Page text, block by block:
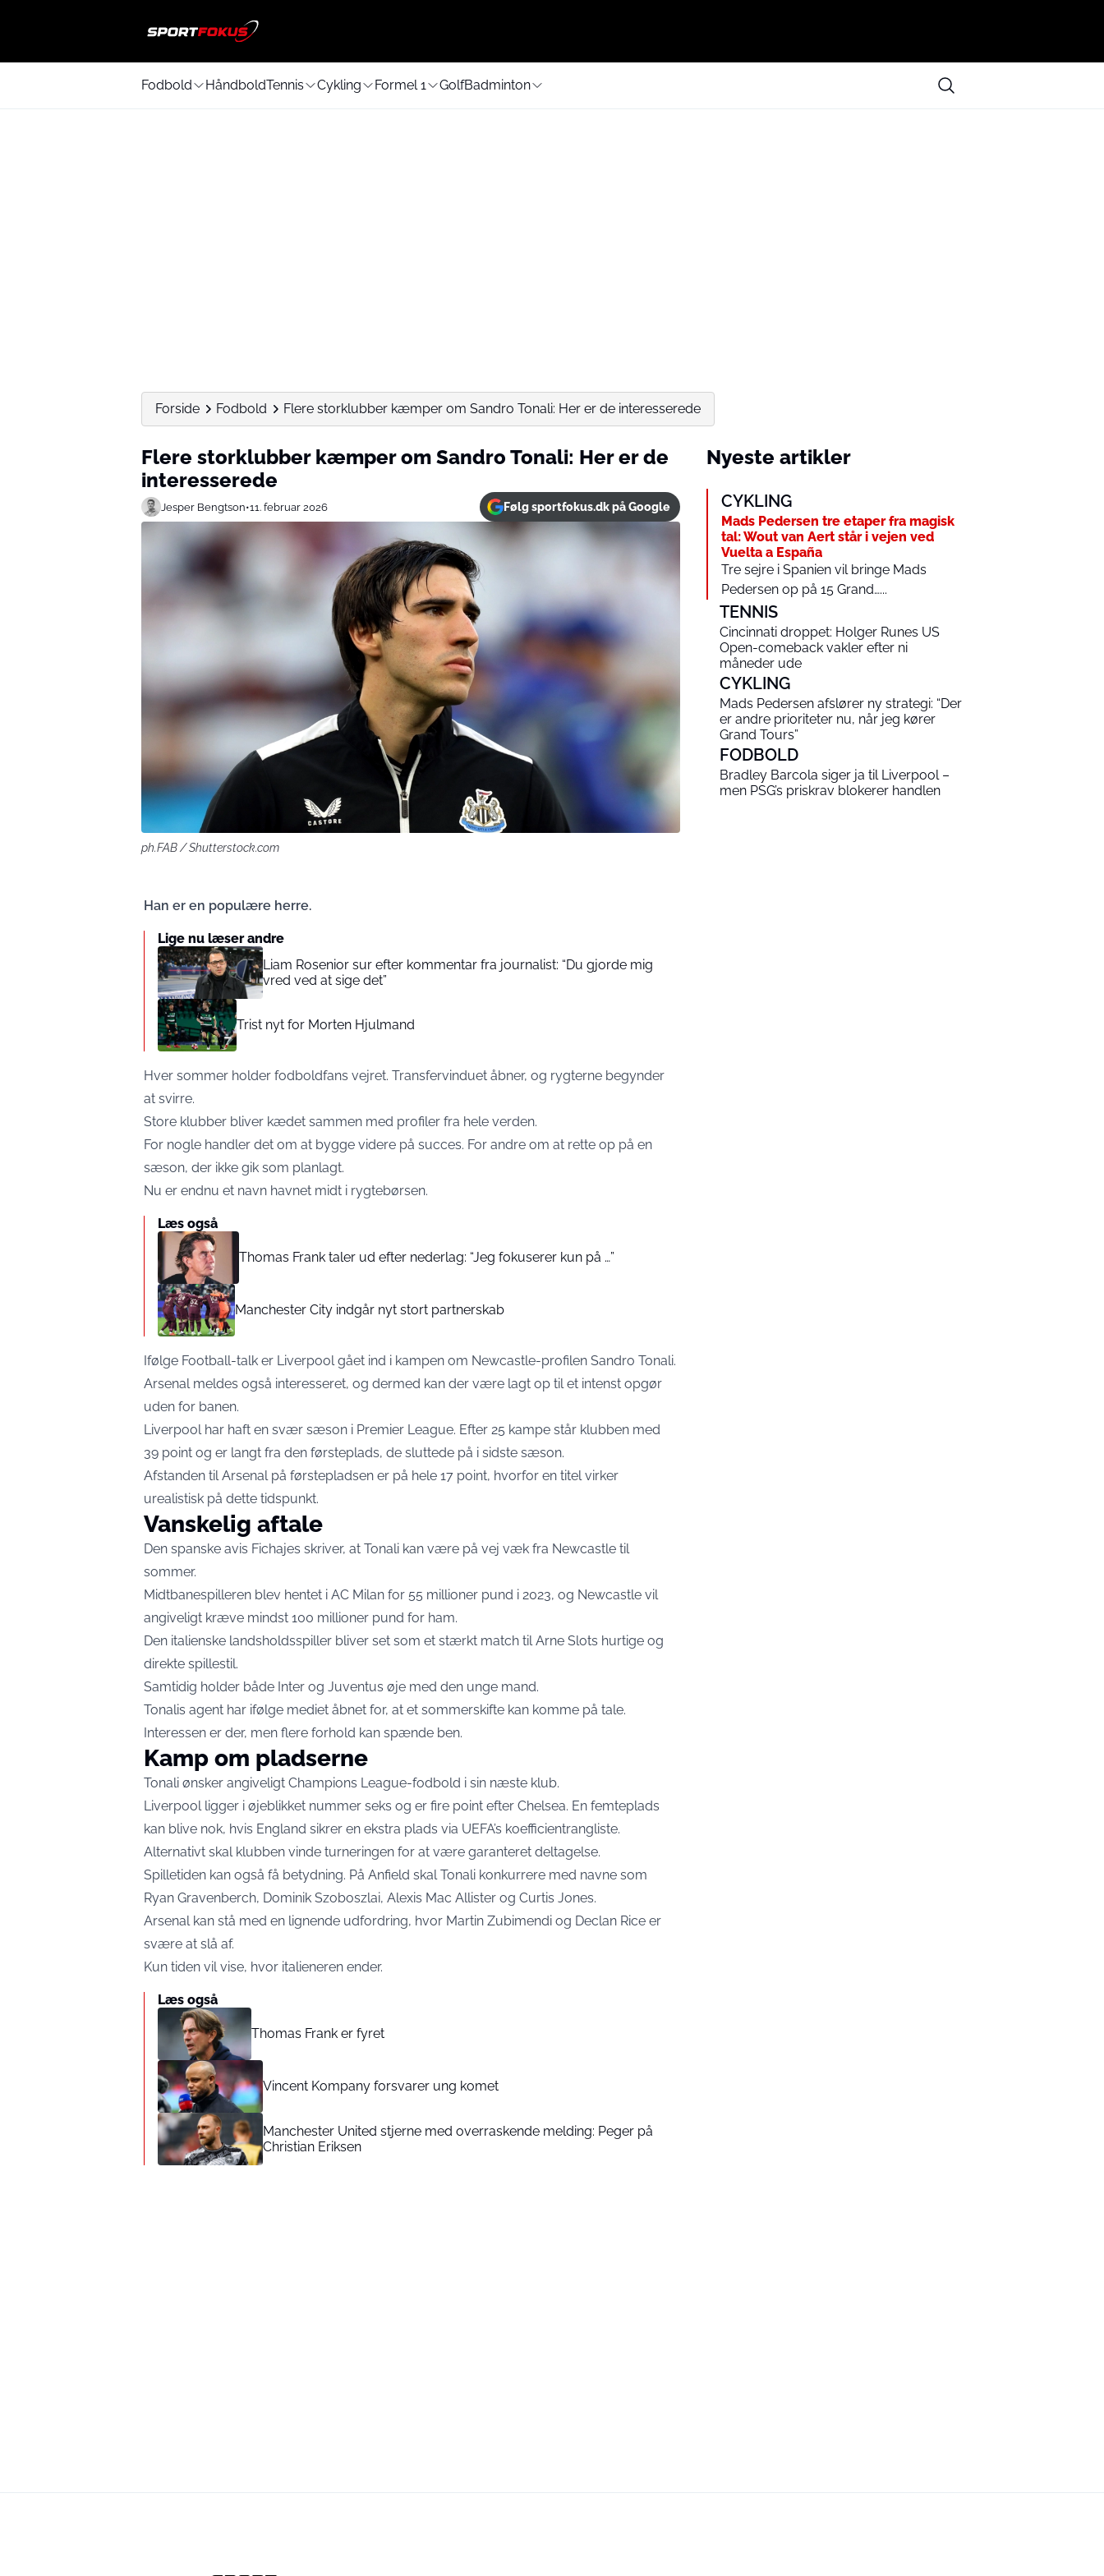
Fodbold HåndboldTennis Cykling Formel 1 GolfBadminton
Forside Fodbold Flere storklubber kæmper om Sandro Tonali: Her er de interesserede
Flere storklubber kæmper om Sandro Tonali: Her er de
interesserede
Jesper Bengtson•11. februar 2026 Følg sportfokus.dk på Google
ph.FAB / Shutterstock.com
Han er en populære herre.
Lige nu læser andre
Liam Rosenior sur efter kommentar fra journalist: “Du gjorde mig
vred ved at sige det”
Trist nyt for Morten Hjulmand
Hver sommer holder fodboldfans vejret. Transfervinduet åbner, og rygterne begynder
at svirre.
Store klubber bliver kædet sammen med profiler fra hele verden.
For nogle handler det om at bygge videre på succes. For andre om at rette op på en
sæson, der ikke gik som planlagt.
Nu er endnu et navn havnet midt i rygtebørsen.
Læs også
Thomas Frank taler ud efter nederlag: “Jeg fokuserer kun på …”
Manchester City indgår nyt stort partnerskab
Ifølge Football-talk er Liverpool gået ind i kampen om Newcastle-profilen Sandro Tonali.
Arsenal meldes også interesseret, og dermed kan der være lagt op til et intenst opgør
uden for banen.
Liverpool har haft en svær sæson i Premier League. Efter 25 kampe står klubben med
39 point og er langt fra den førsteplads, de sluttede på i sidste sæson.
Afstanden til Arsenal på førstepladsen er på hele 17 point, hvorfor en titel virker
urealistisk på dette tidspunkt.
Vanskelig aftale
Den spanske avis Fichajes skriver, at Tonali kan være på vej væk fra Newcastle til
sommer.
Midtbanespilleren blev hentet i AC Milan for 55 millioner pund i 2023, og Newcastle vil
angiveligt kræve mindst 100 millioner pund for ham.
Den italienske landsholdsspiller bliver set som et stærkt match til Arne Slots hurtige og
direkte spillestil.
Samtidig holder både Inter og Juventus øje med den unge mand.
Tonalis agent har ifølge mediet åbnet for, at et sommerskifte kan komme på tale.
Interessen er der, men flere forhold kan spænde ben.
Kamp om pladserne
Tonali ønsker angiveligt Champions League-fodbold i sin næste klub.
Liverpool ligger i øjeblikket nummer seks og er fire point efter Chelsea. En femteplads
kan blive nok, hvis England sikrer en ekstra plads via UEFA’s koefficientrangliste.
Alternativt skal klubben vinde turneringen for at være garanteret deltagelse.
Spilletiden kan også få betydning. På Anfield skal Tonali konkurrere med navne som
Ryan Gravenberch, Dominik Szoboszlai, Alexis Mac Allister og Curtis Jones.
Arsenal kan stå med en lignende udfordring, hvor Martin Zubimendi og Declan Rice er
svære at slå af.
Kun tiden vil vise, hvor italieneren ender.
Læs også
Thomas Frank er fyret
Vincent Kompany forsvarer ung komet
Manchester United stjerne med overraskende melding: Peger på
Christian Eriksen
Nyeste artikler
CYKLING
Mads Pedersen tre etaper fra magisk
tal: Wout van Aert står i vejen ved
Vuelta a España
Tre sejre i Spanien vil bringe Mads
Pedersen op på 15 Grand…...
TENNIS
Cincinnati droppet: Holger Runes US
Open-comeback vakler efter ni
måneder ude
CYKLING
Mads Pedersen afslører ny strategi: “Der
er andre prioriteter nu, når jeg kører
Grand Tours”
FODBOLD
Bradley Barcola siger ja til Liverpool –
men PSG’s priskrav blokerer handlen